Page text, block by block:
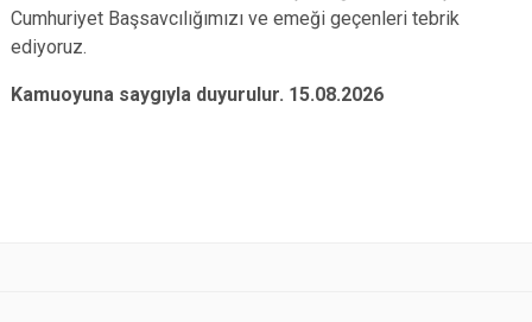
Cumhuriyet Başsavcılığımızı ve emeği geçenleri tebrik
ediyoruz.
Kamuoyuna saygıyla duyurulur. 15.08.2026